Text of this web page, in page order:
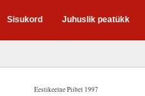
Sisukord Juhuslik peatükk
Eestikeelne Piibel 1997